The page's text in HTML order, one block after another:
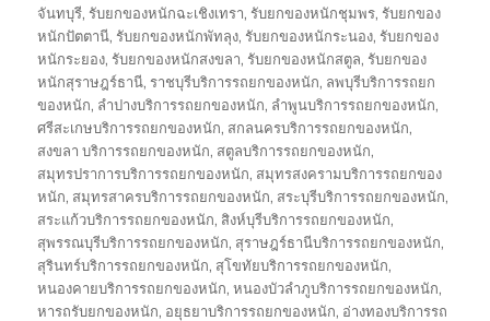
จันทบุรี,รับยกของหนักฉะเชิงเทรา,รับยกของหนักชุมพร,รับยกของ
หนักปัตตานี,รับยกของหนักพัทลุง,รับยกของหนักระนอง,รับยกของ
หนักระยอง,รับยกของหนักสงขลา,รับยกของหนักสตูล,รับยกของ
หนักสุราษฎร์ธานี,ราชบุรีบริการรถยกของหนัก, ลพบุรีบริการรถยก
ของหนัก, ลำปางบริการรถยกของหนัก, ลำพูนบริการรถยกของหนัก,
ศรีสะเกษบริการรถยกของหนัก, สกลนครบริการรถยกของหนัก,
สงขลา บริการรถยกของหนัก, สตูลบริการรถยกของหนัก,
สมุทรปราการบริการรถยกของหนัก, สมุทรสงครามบริการรถยกของ
หนัก, สมุทรสาครบริการรถยกของหนัก, สระบุรีบริการรถยกของหนัก,
สระแก้วบริการรถยกของหนัก, สิงห์บุรีบริการรถยกของหนัก,
สุพรรณบุรีบริการรถยกของหนัก, สุราษฎร์ธานีบริการรถยกของหนัก,
สุรินทร์บริการรถยกของหนัก, สุโขทัยบริการรถยกของหนัก,
หนองคายบริการรถยกของหนัก,หนองบัวลำภูบริการรถยกของหนัก,
หารถรับยกของหนัก, อยุธยาบริการรถยกของหนัก, อ่างทองบริการรถ